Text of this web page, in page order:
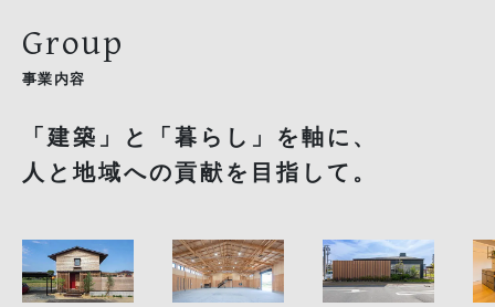
Group
事業内容
「建築」と「暮らし」を軸に、
人と地域への貢献を目指して。